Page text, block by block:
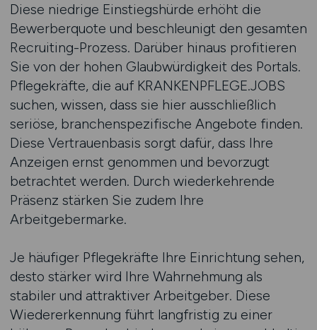
Diese niedrige Einstiegshürde erhöht die
Bewerberquote und beschleunigt den gesamten
Recruiting-Prozess. Darüber hinaus profitieren
Sie von der hohen Glaubwürdigkeit des Portals.
Pflegekräfte, die auf KRANKENPFLEGE.JOBS
suchen, wissen, dass sie hier ausschließlich
seriöse, branchenspezifische Angebote finden.
Diese Vertrauenbasis sorgt dafür, dass Ihre
Anzeigen ernst genommen und bevorzugt
betrachtet werden. Durch wiederkehrende
Präsenz stärken Sie zudem Ihre
Arbeitgebermarke.
Je häufiger Pflegekräfte Ihre Einrichtung sehen,
desto stärker wird Ihre Wahrnehmung als
stabiler und attraktiver Arbeitgeber. Diese
Wiedererkennung führt langfristig zu einer